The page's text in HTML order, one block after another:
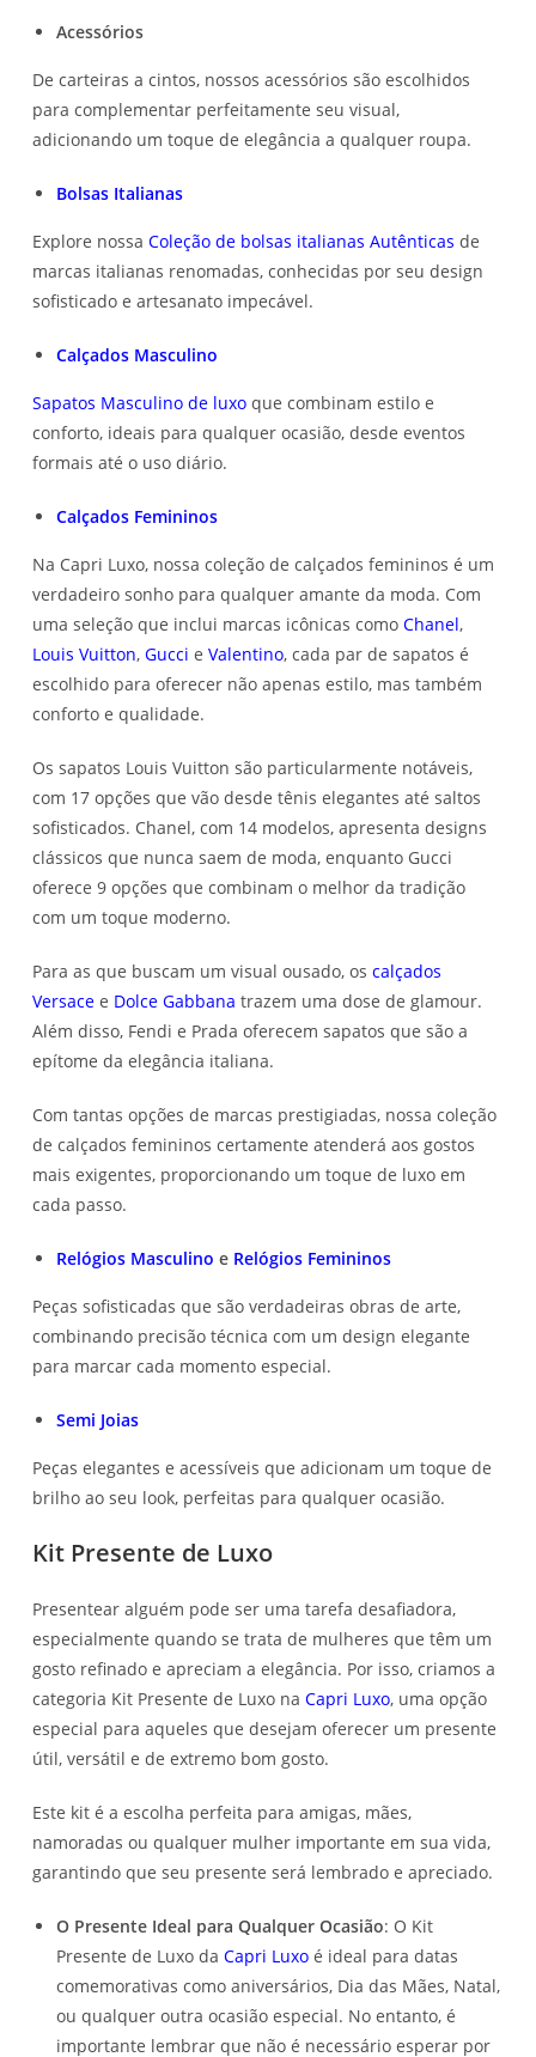
Acessórios
De carteiras a cintos, nossos acessórios são escolhidos
para complementar perfeitamente seu visual,
adicionando um toque de elegância a qualquer roupa.
Bolsas Italianas
Explore nossaColeção de bolsas italianas Autênticas de
marcas italianas renomadas, conhecidas por seu design
sofisticado e artesanato impecável.
Calçados Masculino
Sapatos Masculino de luxo que combinam estilo e
conforto, ideais para qualquer ocasião, desde eventos
formais até o uso diário.
Calçados Femininos
Na Capri Luxo, nossa coleção de calçados femininos é um
verdadeiro sonho para qualquer amante da moda. Com
uma seleção que inclui marcas icônicas comoChanel,
Louis Vuitton,Gucci eValentino, cada par de sapatos é
escolhido para oferecer não apenas estilo, mas também
conforto e qualidade.
Os sapatos Louis Vuitton são particularmente notáveis,
com 17 opções que vão desde tênis elegantes até saltos
sofisticados. Chanel, com 14 modelos, apresenta designs
clássicos que nunca saem de moda, enquanto Gucci
oferece 9 opções que combinam o melhor da tradição
com um toque moderno.
Para as que buscam um visual ousado, oscalçados
Versace e Dolce Gabbana trazem uma dose de glamour.
Além disso, Fendi e Prada oferecem sapatos que são a
epítome da elegância italiana.
Com tantas opções de marcas prestigiadas, nossa coleção
de calçados femininos certamente atenderá aos gostos
mais exigentes, proporcionando um toque de luxo em
cada passo.
Relógios Masculino e Relógios Femininos
Peças sofisticadas que são verdadeiras obras de arte,
combinando precisão técnica com um design elegante
para marcar cada momento especial.
Semi Joias
Peças elegantes e acessíveis que adicionam um toque de
brilho ao seu look, perfeitas para qualquer ocasião.
Kit Presente de Luxo
Presentear alguém pode ser uma tarefa desafiadora,
especialmente quando se trata de mulheres que têm um
gosto refinado e apreciam a elegância. Por isso, criamos a
categoria Kit Presente de Luxo naCapri Luxo, uma opção
especial para aqueles que desejam oferecer um presente
útil, versátil e de extremo bom gosto.
Este kit é a escolha perfeita para amigas, mães,
namoradas ou qualquer mulher importante em sua vida,
garantindo que seu presente será lembrado e apreciado.
O Presente Ideal para Qualquer Ocasião: O Kit
Presente de Luxo daCapri Luxo é ideal para datas
comemorativas como aniversários, Dia das Mães, Natal,
ou qualquer outra ocasião especial. No entanto, é
importante lembrar que não é necessário esperar por